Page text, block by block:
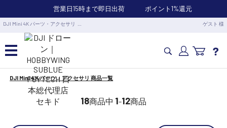
営業日15時まで即日出荷 ポイント1%還元
DJI Mini 4K パーツ・アクセサリ … ゲスト 様
カメラドローン・生活家電
DJI Mini 4K パーツ・アクセサリ 商品一覧
18商品中 1-12商品